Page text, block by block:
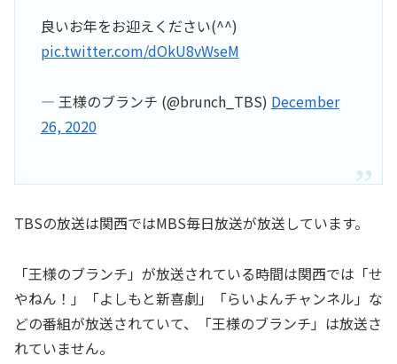
良いお年をお迎えください(^^)
pic.twitter.com/dOkU8vWseM
— 王様のブランチ (@brunch_TBS) December
26, 2020
TBSの放送は関西ではMBS毎日放送が放送しています。
「王様のブランチ」が放送されている時間は関西では「せ
やねん！」「よしもと新喜劇」「らいよんチャンネル」な
どの番組が放送されていて、「王様のブランチ」は放送さ
れていません。